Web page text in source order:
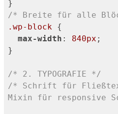
/* Breite für alle
.wp-block {
max-width : 840px ;
}
/* 2. TYPOGRAFIE */
/* Schrift für
Mixin für responsive